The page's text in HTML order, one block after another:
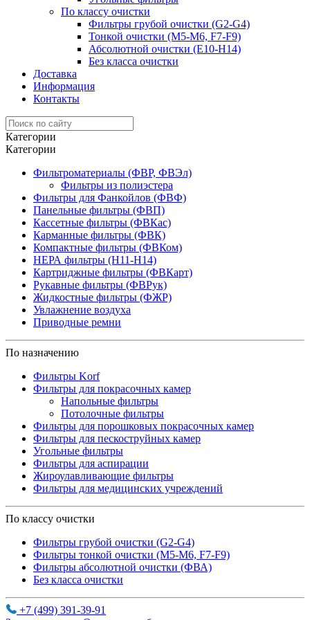
По классу очистки
Фильтры грубой очистки (G2-G4)
Тонкой очистки (М5-М6, F7-F9)
Абсолютной очистки (Е10-H14)
Без класса очистки
Доставка
Информация
Контакты
Категории
Категории
Фильтроматериалы (ФВР, ФВЭл)
Фильтры из полиэстера
Фильтры для Фанкойлов (ФВФ)
Панельные фильтры (ФВП)
Кассетные фильтры (ФВКас)
Карманные фильтры (ФВК)
Компактные фильтры (ФВКом)
НЕРА фильтры (H11-H14)
Картриджные фильтры (ФВКарт)
Рукавные фильтры (ФВРук)
Жидкостные фильтры (ФЖР)
Увлажнение воздуха
Приводные ремни
По назначению
Фильтры Korf
Фильтры для покрасочных камер
Напольные фильтры
Потолочные фильтры
Фильтры для порошковых покрасочных камер
Фильтры для пескоструйных камер
Угольные фильтры
Фильтры для аспирации
Жироулавливающие фильтры
Фильтры для медицинских учреждений
По классу очистки
Фильтры грубой очистки (G2-G4)
Фильтры тонкой очистки (М5-М6, F7-F9)
Фильтры абсолютной очистки (ФВА)
Без класса очистки
+7 (499) 391-39-91